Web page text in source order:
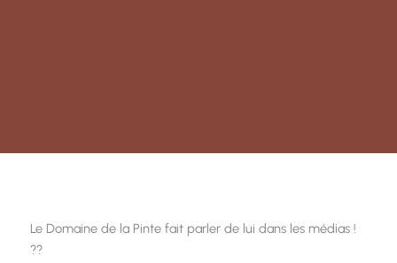
Le Domaine de la Pinte fait parler de lui dans les médias !
??